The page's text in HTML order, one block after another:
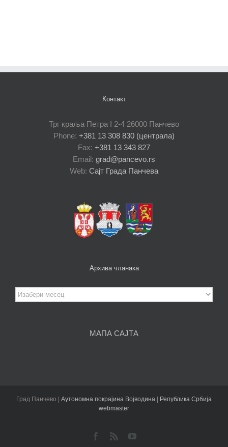
Контакт
Трг краља Петра I 2-4 26000 Панчево
Phone: +381 13 308 830 (централа)
Fax: +381 13 343 827
Email: grad@pancevo.rs
Web: Сајт Града Панчева
Архива чланака
Архива
чланака
МАПА САЈТА
Град Панчево | Аутономна покрајина Војводина | Република Србија
webmaster
Facebook
Rss YouTube